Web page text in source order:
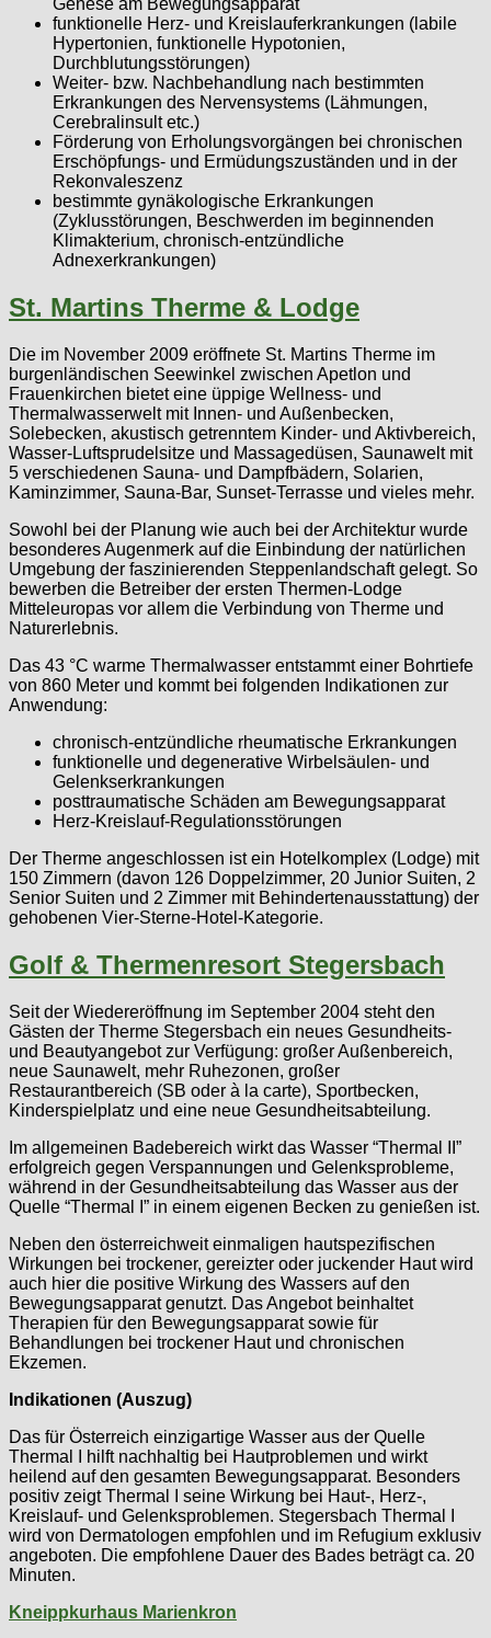
Genese am Bewegungsapparat
funktionelle Herz- und Kreislauferkrankungen (labile
Hypertonien, funktionelle Hypotonien,
Durchblutungsstörungen)
Weiter- bzw. Nachbehandlung nach bestimmten
Erkrankungen des Nervensystems (Lähmungen,
Cerebralinsult etc.)
Förderung von Erholungsvorgängen bei chronischen
Erschöpfungs- und Ermüdungszuständen und in der
Rekonvaleszenz
bestimmte gynäkologische Erkrankungen
(Zyklusstörungen, Beschwerden im beginnenden
Klimakterium, chronisch-entzündliche
Adnexerkrankungen)
St. Martins Therme & Lodge
Die im November 2009 eröffnete St. Martins Therme im
burgenländischen Seewinkel zwischen Apetlon und
Frauenkirchen bietet eine üppige Wellness- und
Thermalwasserwelt mit Innen- und Außenbecken,
Solebecken, akustisch getrenntem Kinder- und Aktivbereich,
Wasser-Luftsprudelsitze und Massagedüsen, Saunawelt mit
5 verschiedenen Sauna- und Dampfbädern, Solarien,
Kaminzimmer, Sauna-Bar, Sunset-Terrasse und vieles mehr.
Sowohl bei der Planung wie auch bei der Architektur wurde
besonderes Augenmerk auf die Einbindung der natürlichen
Umgebung der faszinierenden Steppenlandschaft gelegt. So
bewerben die Betreiber der ersten Thermen-Lodge
Mitteleuropas vor allem die Verbindung von Therme und
Naturerlebnis.
Das 43 °C warme Thermalwasser entstammt einer Bohrtiefe
von 860 Meter und kommt bei folgenden Indikationen zur
Anwendung:
chronisch-entzündliche rheumatische Erkrankungen
funktionelle und degenerative Wirbelsäulen- und
Gelenkserkrankungen
posttraumatische Schäden am Bewegungsapparat
Herz-Kreislauf-Regulationsstörungen
Der Therme angeschlossen ist ein Hotelkomplex (Lodge) mit
150 Zimmern (davon 126 Doppelzimmer, 20 Junior Suiten, 2
Senior Suiten und 2 Zimmer mit Behindertenausstattung) der
gehobenen Vier-Sterne-Hotel-Kategorie.
Golf & Thermenresort Stegersbach
Seit der Wiedereröffnung im September 2004 steht den
Gästen der Therme Stegersbach ein neues Gesundheits-
und Beautyangebot zur Verfügung: großer Außenbereich,
neue Saunawelt, mehr Ruhezonen, großer
Restaurantbereich (SB oder à la carte), Sportbecken,
Kinderspielplatz und eine neue Gesundheitsabteilung.
Im allgemeinen Badebereich wirkt das Wasser “Thermal II”
erfolgreich gegen Verspannungen und Gelenksprobleme,
während in der Gesundheitsabteilung das Wasser aus der
Quelle “Thermal I” in einem eigenen Becken zu genießen ist.
Neben den österreichweit einmaligen hautspezifischen
Wirkungen bei trockener, gereizter oder juckender Haut wird
auch hier die positive Wirkung des Wassers auf den
Bewegungsapparat genutzt. Das Angebot beinhaltet
Therapien für den Bewegungsapparat sowie für
Behandlungen bei trockener Haut und chronischen
Ekzemen.
Indikationen (Auszug)
Das für Österreich einzigartige Wasser aus der Quelle
Thermal I hilft nachhaltig bei Hautproblemen und wirkt
heilend auf den gesamten Bewegungsapparat. Besonders
positiv zeigt Thermal I seine Wirkung bei Haut-, Herz-,
Kreislauf- und Gelenksproblemen. Stegersbach Thermal I
wird von Dermatologen empfohlen und im Refugium exklusiv
angeboten. Die empfohlene Dauer des Bades beträgt ca. 20
Minuten.
Kneippkurhaus Marienkron